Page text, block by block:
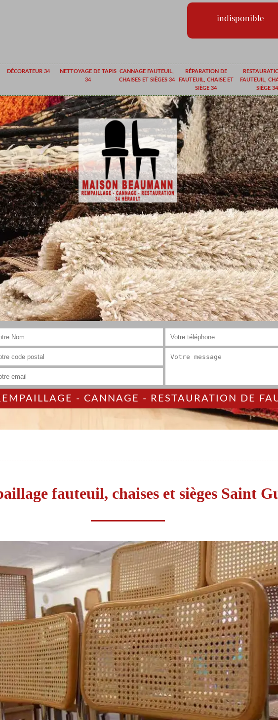
indisponible
DÉCORATEUR 34
NETTOYAGE DE TAPIS
34
CANNAGE FAUTEUIL,
CHAISES ET SIÈGES 34
RÉPARATION DE
FAUTEUIL, CHAISE ET
SIÈGE 34
FAUTEUIL,
SIÈGE 34
- CANNAGE - RESTAURATION DE
fauteuil, chaises et sièges Saint